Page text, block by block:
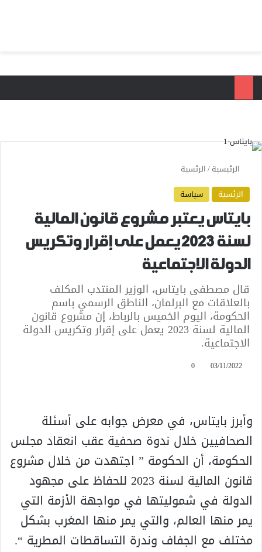
الرئيسية/الرئسية
الرئسية
سياسة
بايتاس يعتبر مشروع قانون المالية
لسنة 2023 يعمل على إقرار وتكريس
الدولة الاجتماعية
قال مصطفى بايتاس، الوزير المنتدب المكلف
بالعلاقات مع البرلمان، الناطق الرسمي باسم
الحكومة، اليوم الخميس بالرباط، إن مشروع قانون
المالية لسنة 2023 يعمل على إقرار وتكريس الدولة
الاجتماعية.
03/11/2022
0
وأبرز بايتاس، في معرض جوابه على أسئلة
الصحافيين خلال ندوة صحفية عقب انعقاد مجلس
الحكومة، أن الحكومة ” اجتهدت من خلال مشروع
قانون المالية لسنة 2023 للحفاظ على مجهود
الدولة في شموليتها في مواجهة الأزمة التي
يمر منها العالم، والتي يمر منها المغرب بشكل
مختلف مع الجفاف وندرة التساقطات المطرية “.